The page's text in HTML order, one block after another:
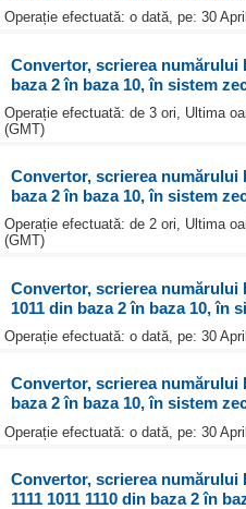
Operație efectuată: o dată, pe: 30
Convertor, scrierea numărului
baza 2 în baza 10, în sistem
Operație efectuată: de 3 ori, Ultima
(GMT)
Convertor, scrierea numărului
baza 2 în baza 10, în sistem
Operație efectuată: de 2 ori, Ultima
(GMT)
Convertor, scrierea numărului
1011 din baza 2 în baza 10, în
Operație efectuată: o dată, pe: 30
Convertor, scrierea numărului
baza 2 în baza 10, în sistem
Operație efectuată: o dată, pe: 30
Convertor, scrierea numărului
1111 1011 1110 din baza 2 în